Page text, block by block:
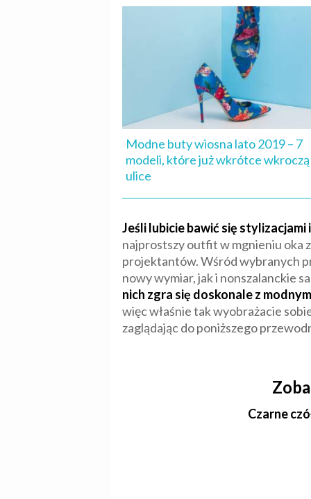
Modne buty wiosna lato 2019 – 7
modeli, które już wkrótce wkroczą
ulice
Jeśli lubicie bawić się
najprostszy outfit w mgnieniu oka
projektantów. Wśród wybranych
nowy wymiar, jak i nonszalanckie
nich zgra się doskonale z
więc właśnie tak wyobrażacie
zaglądając do poniższego
Czarne